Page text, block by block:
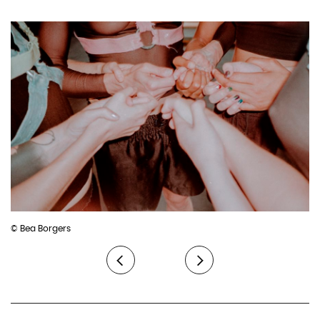
et chorégraphe pour divers artistes de la performance et des
arts visuels entre Bruxelles, Berlin et Amsterdam et enseigne à
l’Académie Royale des Beaux-Arts de Bruxelles. Ces dernières
années, Lisa a créé Softcore – a hardcore encounter (2019) et
DISQUIET – sensational aesthetics of a technokin (2021). While
we are here (2023) sera la première œuvre qu’elle réalise pour
un groupe, produite par le centre d’art CAMPO basé à Gand.
Lumières
: Vera Martins
Costumes
: Cee Fülleman
Musique : Lisa Vereertbrugghen & Michaela Riener
Expert.e Folk: Aurélie Giet
Production: CAMPO technique Babette Poncelet & Korneel
Coessens
Co-production
: Dans in Brugge (Concertgebouw,
Cultuurcentrum & KAAP), Kunstenwerkplaats KWP, STUK Arts
Centre, ICI — CCN Montpellier, Kunstencentrum BUDA, BIT
teatergarasjen & Perpodium
Soutien: taxshelter of the Belgian Federal Government via
uFund, the Flemish Government & the commission of the
Flemish Community
© Bea Borgers